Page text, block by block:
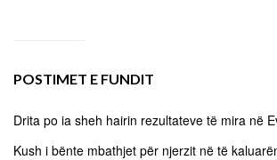
POSTIMET E FUNDIT
Drita po ia sheh hairin rezultateve të mira në
Kush i bënte mbathjet për njerzit në të